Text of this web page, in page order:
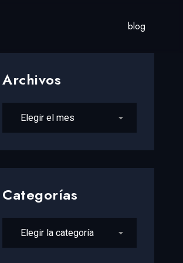
blog
Archivos
Archivos
Categorías
Categorías